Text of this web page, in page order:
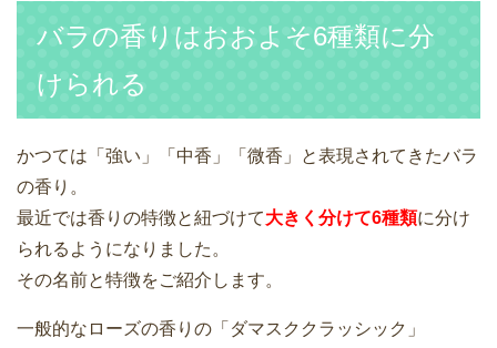
バラの香りはおおよそ6種類に分
けられる
かつては「強い」「中香」「微香」と表現されてきたバラ
の香り。
最近では香りの特徴と紐づけて大きく分けて6種類に分け
られるようになりました。
その名前と特徴をご紹介します。
一般的なローズの香りの「ダマスククラッシック」